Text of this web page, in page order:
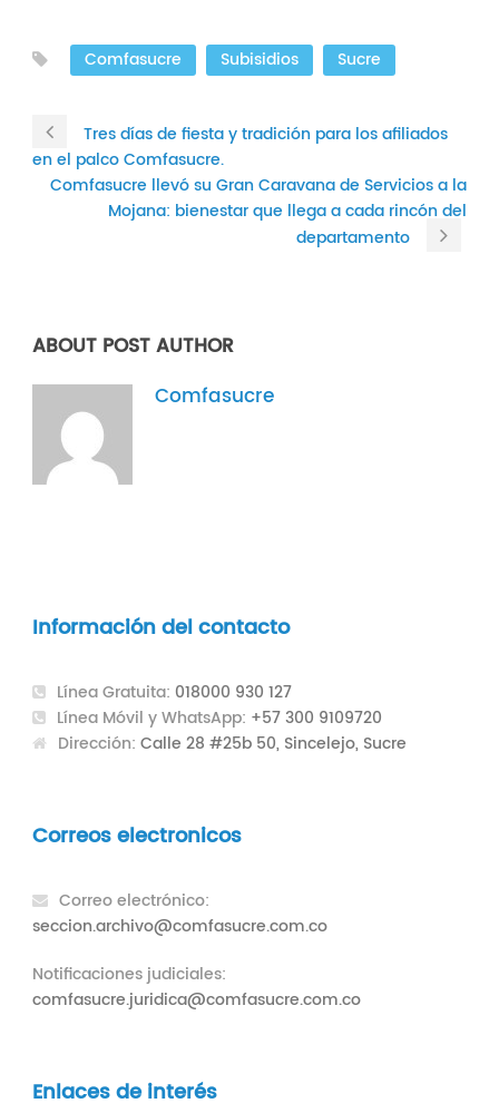
Comfasucre Subisidios Sucre
Tres días de fiesta y tradición para los afiliados
en el palco Comfasucre.
Comfasucre llevó su Gran Caravana de Servicios a la
Mojana: bienestar que llega a cada rincón del
departamento
ABOUT POST AUTHOR
Comfasucre
Información del contacto
Línea Gratuita: 018000 930 127
Línea Móvil y WhatsApp: +57 300 9109720
Dirección: Calle 28 #25b 50, Sincelejo, Sucre
Correos electronicos
Correo electrónico:
seccion.archivo@comfasucre.com.co
Notificaciones judiciales:
comfasucre.juridica@comfasucre.com.co
Enlaces de interés